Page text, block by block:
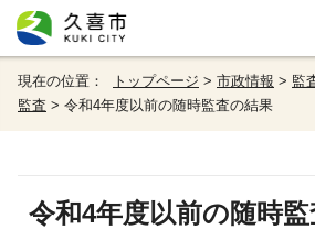
現在の位置： トップページ > 市政情報 > 監
監査 > 令和4年度以前の随時監査の結果
令和4年度以前の随時